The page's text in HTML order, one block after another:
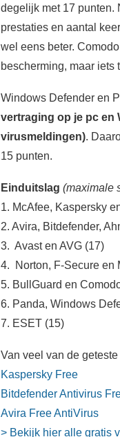
degelijk met 17 punten.
prestaties en aantal
wel eens beter.
bescherming, maar iets
Windows Defender en
vertraging op je pc en
virusmeldingen).
15 punten.
Einduitslag (maximale
1. McAfee, Kaspersky
2. Avira, Bitdefender,
3. Avast en AVG (17)
4. Norton, F-Secure en
5. BullGuard en
6. Panda, Windows
7. ESET (15)
Van veel van de
Kaspersky Free
Bitdefender Antivirus
Avira Free AntiVirus
> Bekijk hier alle gratis